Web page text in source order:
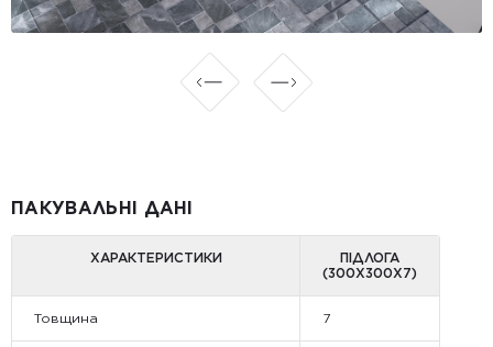
ПАКУВАЛЬНІ ДАНІ
ХАРАКТЕРИСТИКИ
ПІДЛОГА
(300X300X7)
Товщина 7